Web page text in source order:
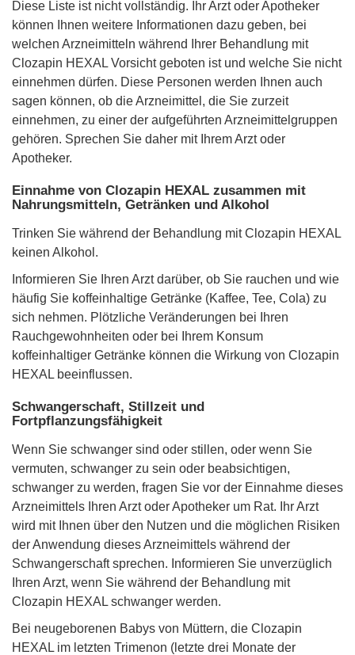
Diese Liste ist nicht vollständig. Ihr Arzt oder Apotheker
können Ihnen weitere Informationen dazu geben, bei
welchen Arzneimitteln während Ihrer Behandlung mit
Clozapin HEXAL Vorsicht geboten ist und welche Sie nicht
einnehmen dürfen. Diese Personen werden Ihnen auch
sagen können, ob die Arzneimittel, die Sie zurzeit
einnehmen, zu einer der aufgeführten Arzneimittelgruppen
gehören. Sprechen Sie daher mit Ihrem Arzt oder
Apotheker.
Einnahme von Clozapin HEXAL zusammen mit
Nahrungsmitteln, Getränken und Alkohol
Trinken Sie während der Behandlung mit Clozapin HEXAL
keinen Alkohol.
Informieren Sie Ihren Arzt darüber, ob Sie rauchen und wie
häufig Sie koffeinhaltige Getränke (Kaffee, Tee, Cola) zu
sich nehmen. Plötzliche Veränderungen bei Ihren
Rauchgewohnheiten oder bei Ihrem Konsum
koffeinhaltiger Getränke können die Wirkung von Clozapin
HEXAL beeinflussen.
Schwangerschaft, Stillzeit und
Fortpflanzungsfähigkeit
Wenn Sie schwanger sind oder stillen, oder wenn Sie
vermuten, schwanger zu sein oder beabsichtigen,
schwanger zu werden, fragen Sie vor der Einnahme dieses
Arzneimittels Ihren Arzt oder Apotheker um Rat. Ihr Arzt
wird mit Ihnen über den Nutzen und die möglichen Risiken
der Anwendung dieses Arzneimittels während der
Schwangerschaft sprechen. Informieren Sie unverzüglich
Ihren Arzt, wenn Sie während der Behandlung mit
Clozapin HEXAL schwanger werden.
Bei neugeborenen Babys von Müttern, die Clozapin
HEXAL im letzten Trimenon (letzte drei Monate der